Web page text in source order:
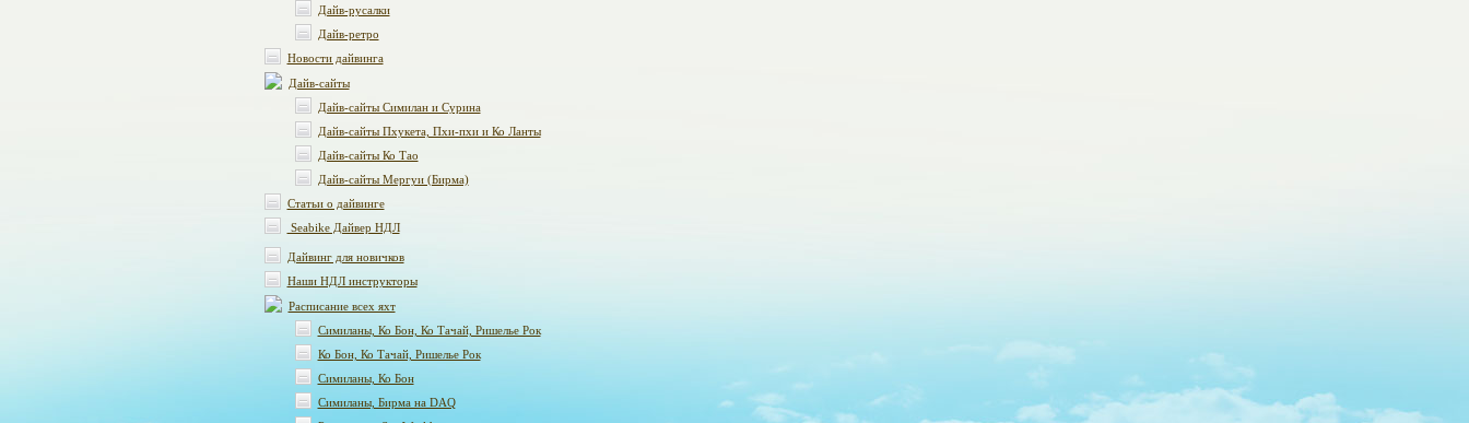
Дайв-русалки
Дайв-ретро
Новости дайвинга
Дайв-сайты
Дайв-сайты Симилан и Сурина
Дайв-сайты Пхукета, Пхи-пхи и Ко Ланты
Дайв-сайты Ко Тао
Дайв-сайты Мергуи (Бирма)
Статьи о дайвинге
Seabike Дайвер НДЛ
Дайвинг для новичков
Наши НДЛ инструкторы
Расписание всех яхт
Симиланы, Ко Бон, Ко Тачай, Ришелье Рок
Ко Бон, Ко Тачай, Ришелье Рок
Симиланы, Ко Бон
Симиланы, Бирма на DAQ